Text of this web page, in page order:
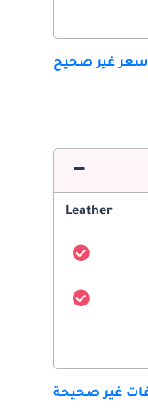
سعر غير صحيح
Leather
غير صحيحة